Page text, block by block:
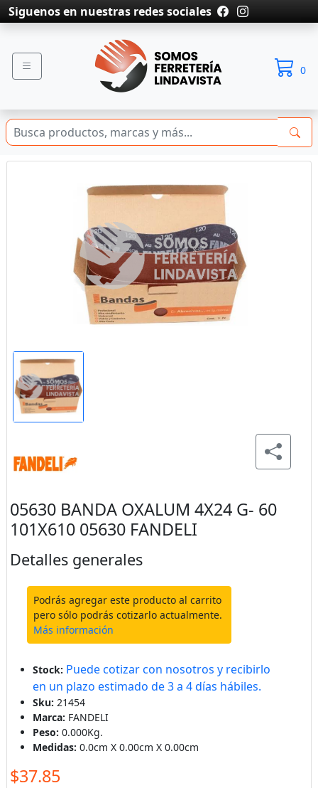
Siguenos en nuestras redes sociales
0
05630 BANDA OXALUM 4X24 G- 60
101X610 05630 FANDELI
Detalles generales
Podrás agregar este producto al carrito
pero sólo podrás cotizarlo actualmente.
Más información
Stock: Puede cotizar con nosotros y recibirlo
en un plazo estimado de 3 a 4 días hábiles.
Sku: 21454
Marca: FANDELI
Peso: 0.000Kg.
Medidas: 0.0cm X 0.00cm X 0.00cm
$37.85